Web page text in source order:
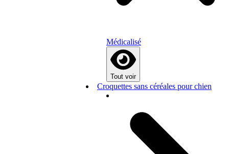
Médicalisé
Tout voir
Croquettes sans céréales pour chien